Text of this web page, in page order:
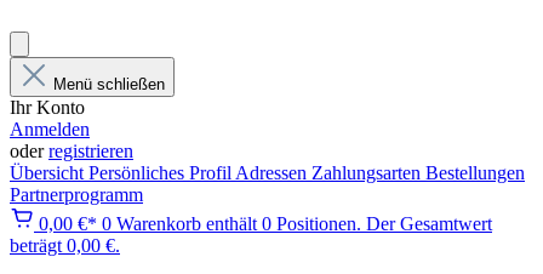
Menü schließen
Ihr Konto
Anmelden
oderregistrieren
Übersicht Persönliches Profil Adressen Zahlungsarten Bestellungen
Partnerprogramm
0,00 €* 0 Warenkorb enthält 0 Positionen. Der Gesamtwert
beträgt 0,00 €.